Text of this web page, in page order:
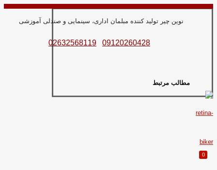
نوین چیر تولید کننده مبلمان اداری، سینمایی و صندلی آموزشی
09120260428
02632568119
0
مطالب مرتبط